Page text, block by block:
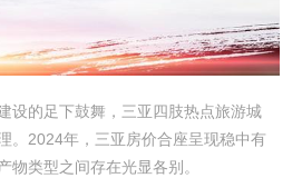
设的足下鼓舞，三亚四肢热点旅游城
。2024年，三亚房价合座呈现稳中有
物类型之间存在光显各别。